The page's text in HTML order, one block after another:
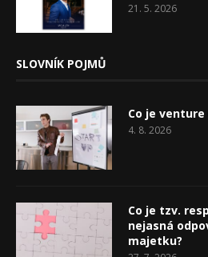
21. 5. 2026
SLOVNÍK POJMŮ
Co je
4. 8. 2026
Co je tzv.
nejasná
majetku?